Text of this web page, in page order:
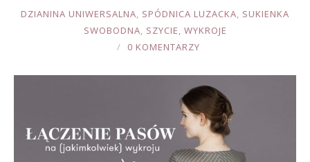
JOULE
DZIANINA UNIWERSALNA, SPÓDNICA LUZACKA, SUKIENKA
SWOBODNA, SZYCIE, WYKROJE
0 KOMENTARZY